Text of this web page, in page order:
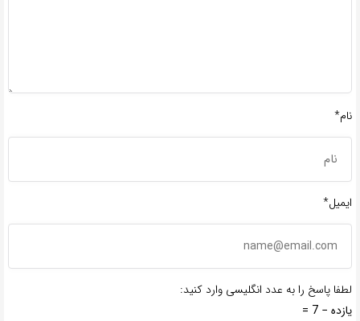
نام*
ایمیل*
لطفا پاسخ را به عدد انگلیسی وارد کنید:
یازده − 7 =